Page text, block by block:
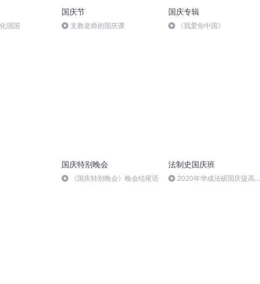
强国
国庆节
支教老师的国庆课
国庆专辑
《我爱你中国》
国庆特别晚会
《国庆特别晚会》晚会结尾语
法制史国庆班
2020年华成法硕国庆提高班